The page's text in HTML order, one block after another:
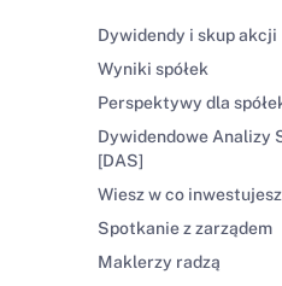
Dywidendy i skup akcji
Wyniki spółek
Perspektywy dla
Dywidendowe Analizy
[DAS]
Wiesz w co inwestujesz
Spotkanie z zarządem
Maklerzy radzą